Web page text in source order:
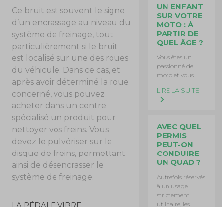
Ce bruit est souvent le signe
d’un encrassage au niveau du
système de freinage, tout
particulièrement si le bruit
est localisé sur une des roues
du véhicule. Dans ce cas, et
après avoir déterminé la roue
concerné, vous pouvez
acheter dans un centre
spécialisé un produit pour
nettoyer vos freins. Vous
devez le pulvériser sur le
disque de freins, permettant
ainsi de désencrasser le
système de freinage.
LA PÉDALE VIBRE
UN ENFANT
SUR VOTRE
MOTO : À
PARTIR DE
QUEL ÂGE ?
Vous êtes un
passionné de
moto et vous
LIRE LA SUITE
AVEC QUEL
PERMIS
PEUT-ON
CONDUIRE
UN QUAD ?
Autrefois réservés
à un usage
strictement
utilitaire, les